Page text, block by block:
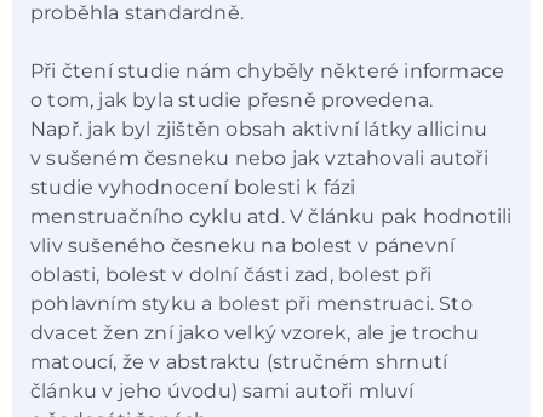
proběhla standardně.
Při čtení studie nám chyběly některé informace
o tom, jak byla studie přesně provedena.
Např. jak byl zjištěn obsah aktivní látky allicinu
v sušeném česneku nebo jak vztahovali autoři
studie vyhodnocení bolesti k fázi
menstruačního cyklu atd. V článku pak hodnotili
vliv sušeného česneku na bolest v pánevní
oblasti, bolest v dolní části zad, bolest při
pohlavním styku a bolest při menstruaci. Sto
dvacet žen zní jako velký vzorek, ale je trochu
matoucí, že v abstraktu (stručném shrnutí
článku v jeho úvodu) sami autoři mluví